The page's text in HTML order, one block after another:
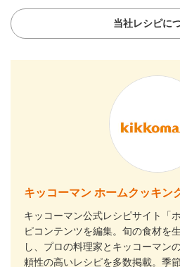
当社レシピに
キッコーマン ホームクッキン
キッコーマン公式レシピサイト「
ピコンテンツを編集。旬の食材を
し、プロの料理家とキッコーマン
頼性の高いレシピを多数掲載。季